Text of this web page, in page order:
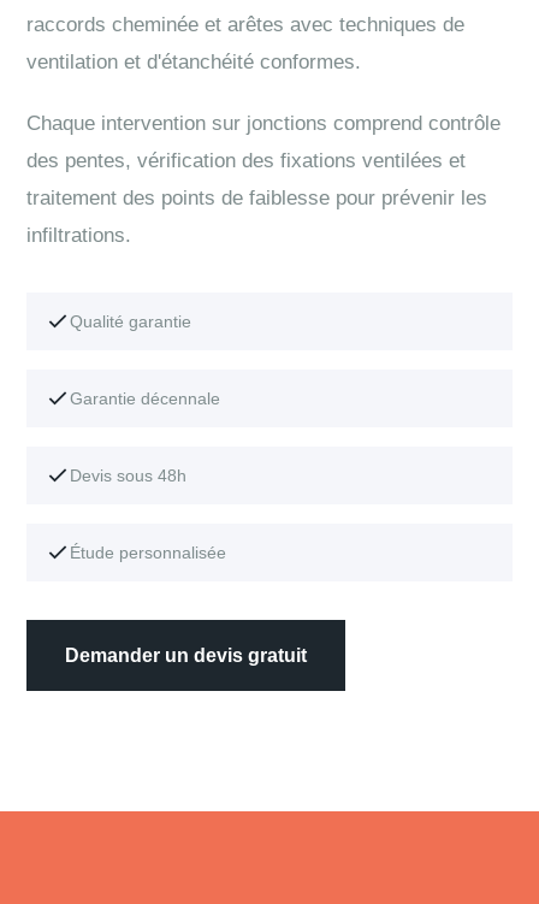
raccords cheminée et arêtes avec techniques de
ventilation et d'étanchéité conformes.
Chaque intervention sur jonctions comprend contrôle
des pentes, vérification des fixations ventilées et
traitement des points de faiblesse pour prévenir les
infiltrations.
Qualité garantie
Garantie décennale
Devis sous 48h
Étude personnalisée
Demander un devis gratuit